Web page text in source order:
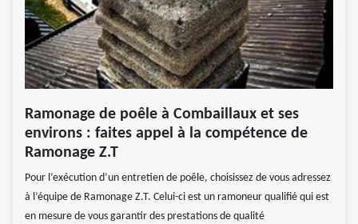
Ramonage de poêle à Combaillaux et ses
environs : faites appel à la compétence de
Ramonage Z.T
Pour l’exécution d’un entretien de poêle, choisissez de vous adressez
à l’équipe de Ramonage Z.T. Celui-ci est un ramoneur qualifié qui est
en mesure de vous garantir des prestations de qualité